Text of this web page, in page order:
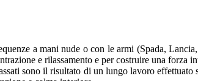
a mani nude o con le armi (Spada,
e rilassamento e per costruire una forza
sono il risultato di un lungo lavoro